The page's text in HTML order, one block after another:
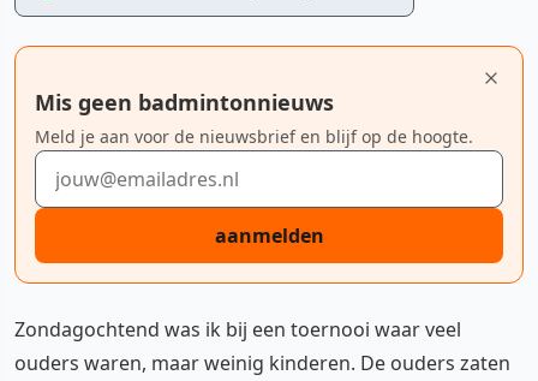
Mis geen badmintonnieuws
Meld je aan voor de nieuwsbrief en blijf op de hoogte.
E-mailadres
aanmelden
Zondagochtend was ik bij een toernooi waar veel
ouders waren, maar weinig kinderen. De ouders zaten